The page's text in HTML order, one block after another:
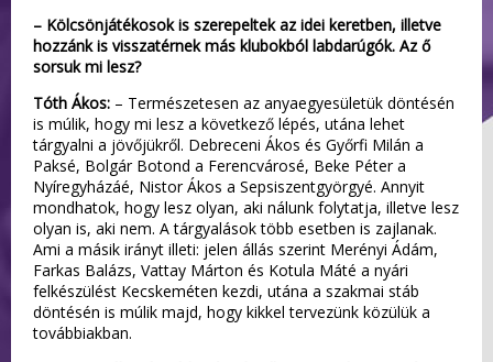
– Kölcsönjátékosok is szerepeltek az idei keretben, illetve
hozzánk is visszatérnek más klubokból labdarúgók. Az ő
sorsuk mi lesz?
Tóth Ákos: – Természetesen az anyaegyesületük döntésén
is múlik, hogy mi lesz a következő lépés, utána lehet
tárgyalni a jövőjükről. Debreceni Ákos és Győrfi Milán a
Paksé, Bolgár Botond a Ferencvárosé, Beke Péter a
Nyíregyházáé, Nistor Ákos a Sepsiszentgyörgyé. Annyit
mondhatok, hogy lesz olyan, aki nálunk folytatja, illetve lesz
olyan is, aki nem. A tárgyalások több esetben is zajlanak.
Ami a másik irányt illeti: jelen állás szerint Merényi Ádám,
Farkas Balázs, Vattay Márton és Kotula Máté a nyári
felkészülést Kecskeméten kezdi, utána a szakmai stáb
döntésén is múlik majd, hogy kikkel tervezünk közülük a
továbbiakban.